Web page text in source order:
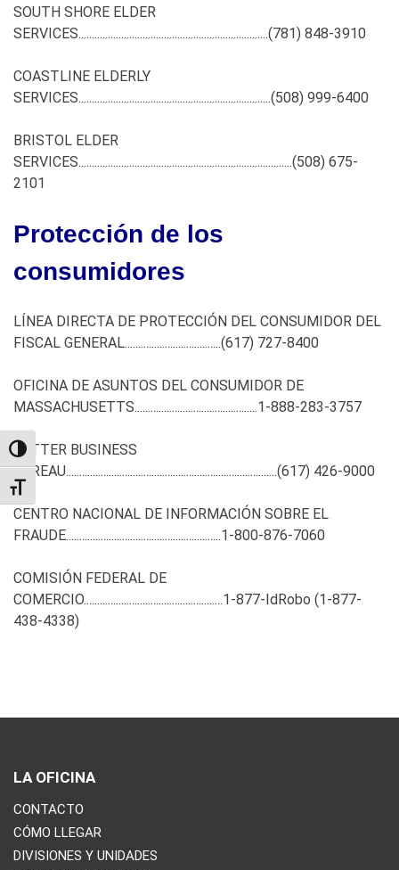
TOGGLE HIGH CONTRAST
TOGGLE FONT SIZE
SOUTH SHORE ELDER
SERVICES.......................................................................(781) 848-3910
COASTLINE ELDERLY
SERVICES........................................................................(508) 999-6400
BRISTOL ELDER
SERVICES................................................................................(508) 675-
2101
Protección de los
consumidores
LÍNEA DIRECTA DE PROTECCIÓN DEL CONSUMIDOR DEL
FISCAL GENERAL....................................(617) 727-8400
OFICINA DE ASUNTOS DEL CONSUMIDOR DE
MASSACHUSETTS..............................................1-888-283-3757
BETTER BUSINESS
BUREAU...............................................................................(617) 426-9000
CENTRO NACIONAL DE INFORMACIÓN SOBRE EL
FRAUDE..........................................................1-800-876-7060
COMISIÓN FEDERAL DE
COMERCIO....................................................1-877-Id Robo (1-877-
438-4338)
LA OFICINA
CONTACTO
CÓMO LLEGAR
DIVISIONES Y UNIDADES